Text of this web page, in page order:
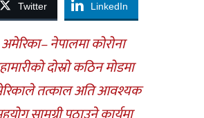
Twitter LinkedIn
अमेरिका– नेपालमा कोरोना
दोस्रो कठिन मोडमा
तत्काल अति आवश्यक